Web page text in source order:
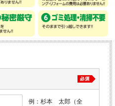
例：杉本 太郎（全